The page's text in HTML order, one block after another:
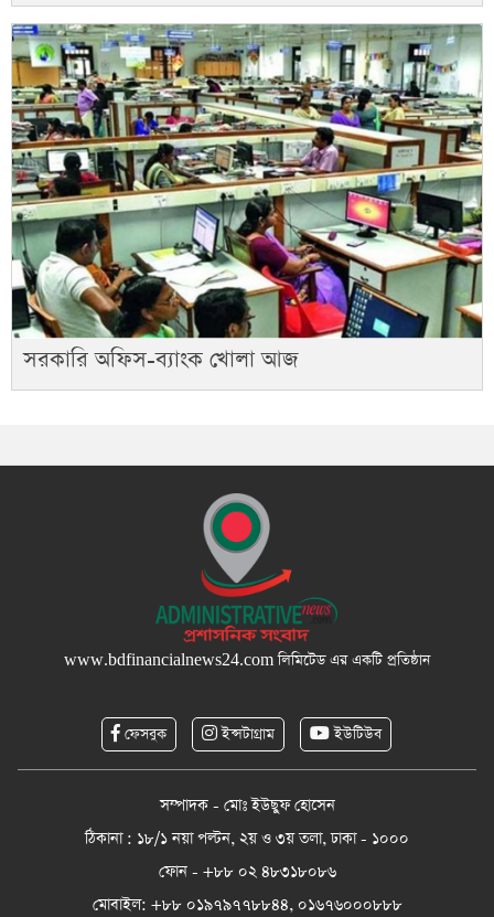
সরকারি অফিস-ব্যাংক খোলা আজ
www.bdfinancialnews24.comলিমিটেড এর একটি প্রতিষ্ঠান
ফেসবুক ইন্সটাগ্রাম ইউটিউব
সম্পাদক - মোঃ ইউছুফ হোসেন
ঠিকানা : ১৮/১ নয়া পল্টন, ২য় ও ৩য় তলা, ঢাকা - ১০০০
ফোন - +৮৮ ০২ ৪৮৩১৮০৮৬
মোবাইল: +৮৮ ০১৯৭৯৭৭৮৮৪৪, ০১৬৭৬০০০৮৮৮